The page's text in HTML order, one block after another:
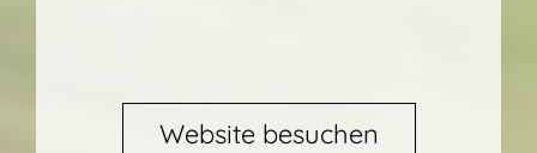
Website besuchen